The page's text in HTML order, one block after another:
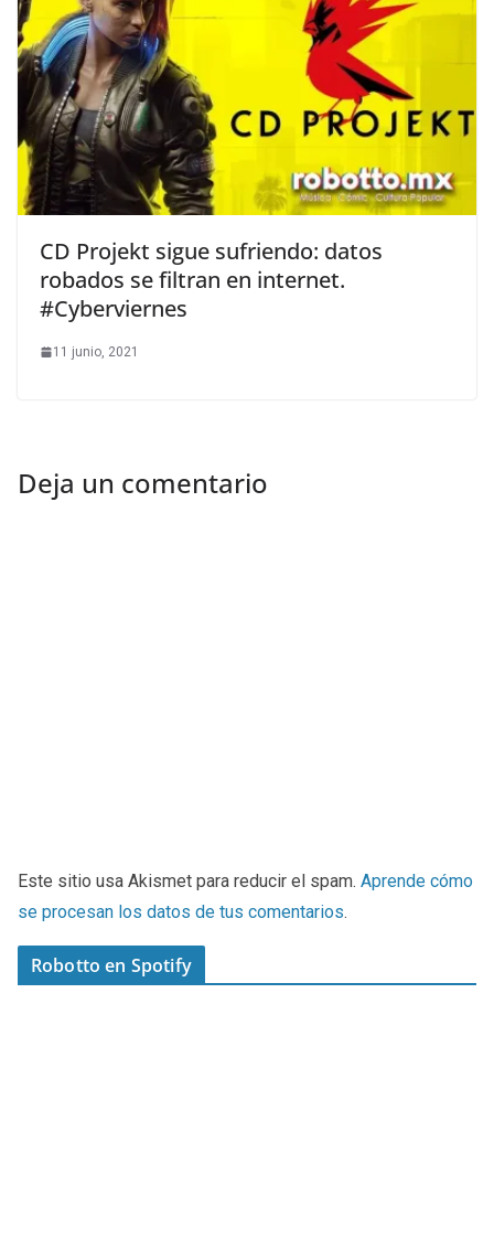
CD Projekt sigue sufriendo: datos
robados se filtran en internet.
#Cyberviernes
11 junio, 2021
Deja un comentario
Este sitio usa Akismet para reducir el spam. Aprende cómo
se procesan los datos de tus comentarios.
Robotto en Spotify